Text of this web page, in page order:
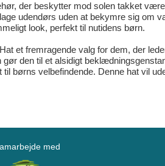
der beskytter mod solen takket
udendørs uden at bekymre sig om
look, perfekt til nutidens børn.
et fremragende valg for dem, der
den til et alsidigt
børns velbefindende. Denne hat vil
med